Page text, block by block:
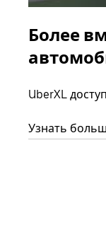
Более
UberXL
Узнать